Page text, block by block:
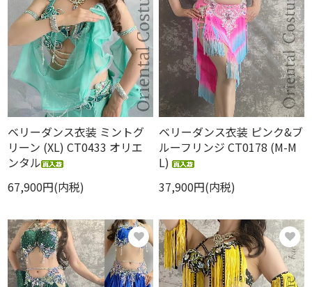
ベリーダンス衣装 ミントグ
リーン (XL) CT0433 オリエ
ンタル
67,900円(内税)
ベリーダンス衣装 ピンク&ブ
ルーフリンジ CT0178 (M-M
L)
37,900円(内税)